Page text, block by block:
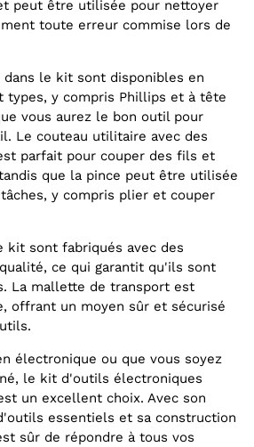
peut être utilisée pour nettoyer
toute erreur commise lors de
le kit sont disponibles en
y compris Phillips et à tête
vous aurez le bon outil pour
Le couteau utilitaire avec des
parfait pour couper des fils et
que la pince peut être utilisée
y compris plier et couper
kit sont fabriqués avec des
ce qui garantit qu'ils sont
La mallette de transport est
offrant un moyen sûr et sécurisé
électronique ou que vous soyez
le kit d'outils électroniques
un excellent choix. Avec son
essentiels et sa construction
sûr de répondre à tous vos